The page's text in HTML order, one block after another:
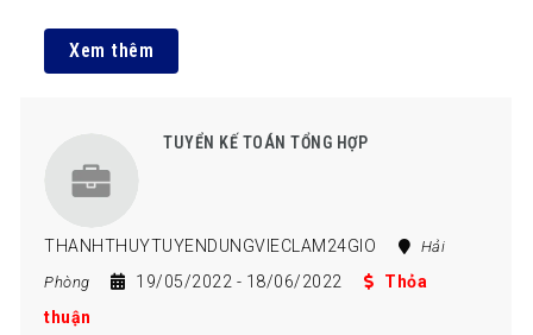
Xem thêm
TUYỂN KẾ TOÁN TỔNG HỢP
THANHTHUYTUYENDUNGVIECLAM24GIO
Hải
Phòng
19/05/2022 - 18/06/2022
Thỏa
thuận